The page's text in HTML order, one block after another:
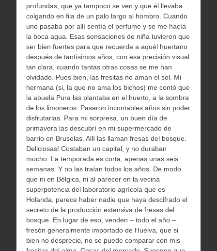
profundas, que ya tampoco se ven y que él llevaba
colgando en fila de un palo largo al hombro. Cuando
uno pasaba por allí sentía el perfume y se me hacía
la boca agua. Esas sensaciones de niña tuvieron que
ser bien fuertes para que recuerde a aquél huertano
después de tantísimos años, con esa precisión visual
tan clara, cuando tantas otras cosas se me han
olvidado. Pues bien, las fresitas no aman el sol. Mi
hermana (si, la que no ama los bichos) me contó que
la abuela Pura las plantaba en el huerto, a la sombra
de los limoneros. Pasaron incontables años sin poder
disfrutarlas. Para mi sorpresa, un buen día de
primavera las descubrí en mi supermercado de
barrio en Bruselas. Allí las llaman fresas del bosque.
Deliciosas! Costaban un capital, y no duraban
mucho. La temporada es corta, apenas unas seis
semanas. Y no las traían todos los años. De modo
que ni en Bélgica, ni al parecer en la vecina
superpotencia del laboratorio agrícola que es
Holanda, parece haber nadie que haya descifrado el
secreto de la producción extensiva de fresas del
bosque. En lugar de eso, venden – todo el año –
fresón generalmente importado de Huelva, que si
bien no desprecio, no se puede comparar con mis